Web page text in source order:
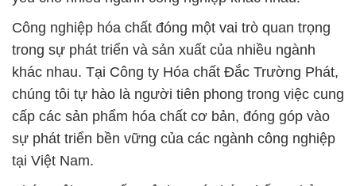
Tại Công ty Hóa chất Đắc Trường Phát, chất lượng
là ưu tiên hàng đầu của chúng tôi. Chúng tôi không
chỉ đảm bảo sản phẩm của mình đáp ứng các tiêu
chuẩn chất lượng cao nhất mà còn đảm bảo tính an
toàn trong quá trình sử dụng. Đội ngũ chuyên gia và
kỹ thuật viên của chúng tôi luôn sẵn sàng tư vấn và
hỗ trợ khách hàng trong việc sử dụng sản phẩm
một cách hiệu quả và an toàn nhất.